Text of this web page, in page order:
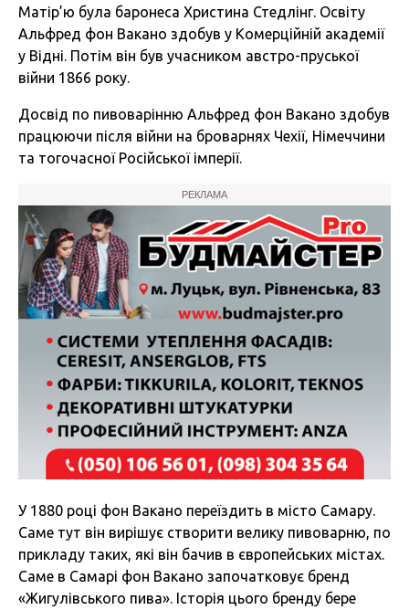
Матір’ю була баронеса Христина Стедлінг. Освіту
Альфред фон Вакано здобув у Комерційній академії
у Відні. Потім він був учасником австро-пруської
війни 1866 року.
Досвід по пивоварінню Альфред фон Вакано здобув
працюючи після війни на броварнях Чехії, Німеччини
та тогочасної Російської імперії.
РЕКЛАМА
У 1880 році фон Вакано переїздить в місто Самару.
Саме тут він вирішує створити велику пивоварню, по
прикладу таких, які він бачив в європейських містах.
Саме в Самарі фон Вакано започатковує бренд
«Жигулівського пива». Історія цього бренду бере